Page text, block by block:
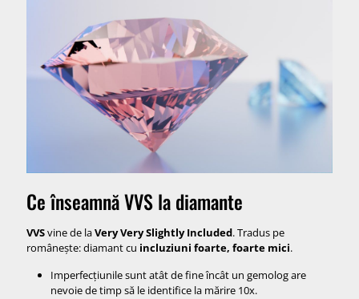
Ce înseamnă VVS la diamante
VVSvine de laVery Very Slightly Included. Tradus pe
românește: diamant cu incluziuni foarte, foarte mici.
Imperfecțiunile sunt atât de fine încât un gemolog are
nevoie de timp să le identifice la mărire 10x.